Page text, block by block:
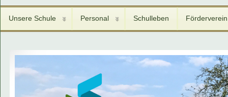
Unsere Schule Personal Schulleben Förderverein